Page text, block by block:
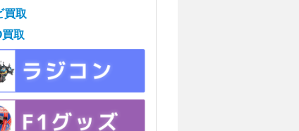
買取
買取